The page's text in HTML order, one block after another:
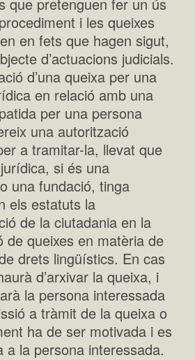
i les queixes
en fets que hagen sigut,
d’actuacions judicials.
d’una queixa per una
en relació amb una
per una persona
una autorització
a tramitar-la, llevat que
si és una
una fundació, tinga
els estatuts la
de la ciutadania en la
de queixes en matèria de
drets lingüístics. En cas
d’arxivar la queixa, i
la persona interessada
a tràmit de la queixa o
ha de ser motivada i es
a la persona interessada.